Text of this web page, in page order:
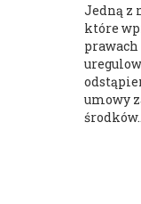
Jedną z
które
umowy